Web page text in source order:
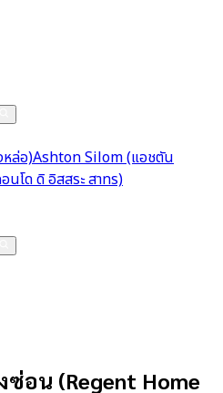
ล่อ)Ashton Silom (แอชตัน
โด ดิ อิสสระ สาทร)
ซ่อน (Regent Home